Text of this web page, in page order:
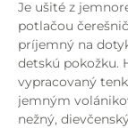
Je ušité z
potlačou
príjemný na
detskú pokožku.
vypracovaný
jemným
nežný,